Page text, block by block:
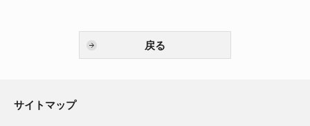
戻る
サイトマップ